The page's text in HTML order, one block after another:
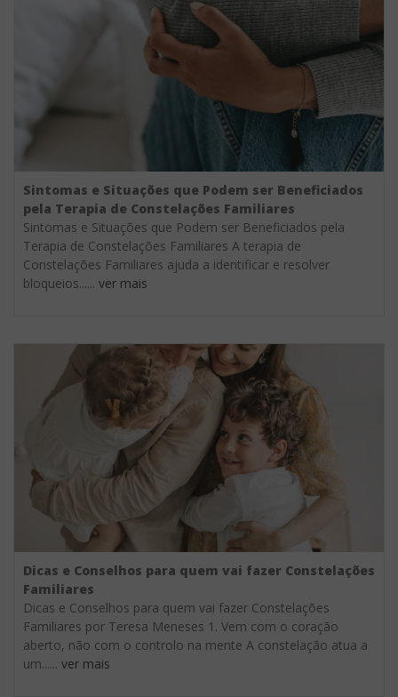
Sintomas e Situações que Podem ser Beneficiados
pela Terapia de Constelações Familiares
Sintomas e Situações que Podem ser Beneficiados pela
Terapia de Constelações Familiares A terapia de
Constelações Familiares ajuda a identificar e resolver
bloqueios...... ver mais
Dicas e Conselhos para quem vai fazer Constelações
Familiares
Dicas e Conselhos para quem vai fazer Constelações
Familiares por Teresa Meneses 1. Vem com o coração
aberto, não com o controlo na mente A constelação atua a
um...... ver mais